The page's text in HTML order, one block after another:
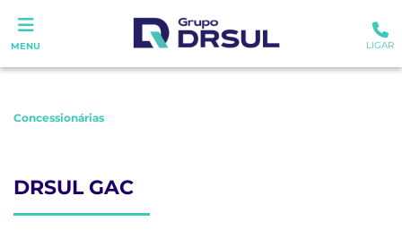
MENU LIGAR
Concessionárias
DRSUL GAC